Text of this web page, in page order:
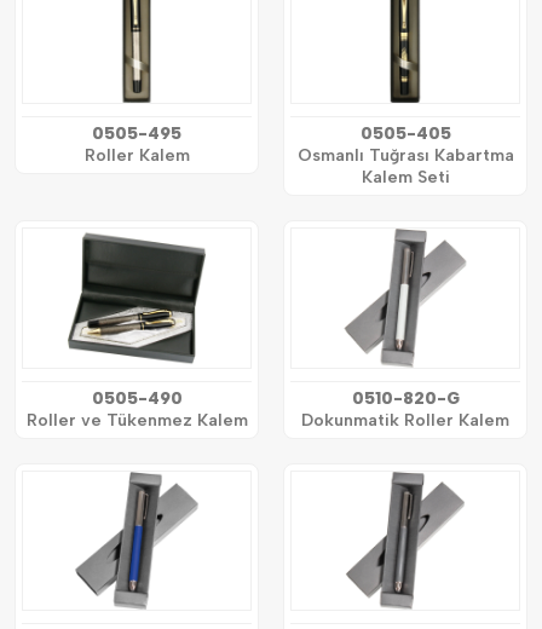
0505-495
Roller Kalem
0505-405
Osmanlı Tuğrası Kabartma
Kalem Seti
0505-490
Roller ve Tükenmez Kalem
0510-820-G
Dokunmatik Roller Kalem